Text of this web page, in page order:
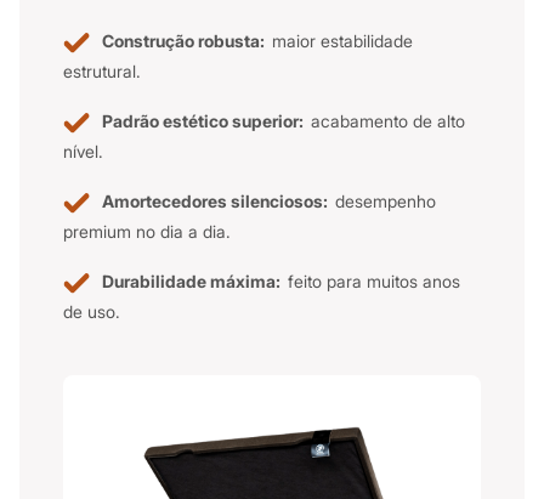
Construção robusta: maior estabilidade
estrutural.
Padrão estético superior: acabamento de alto
nível.
Amortecedores silenciosos: desempenho
premium no dia a dia.
Durabilidade máxima: feito para muitos anos
de uso.